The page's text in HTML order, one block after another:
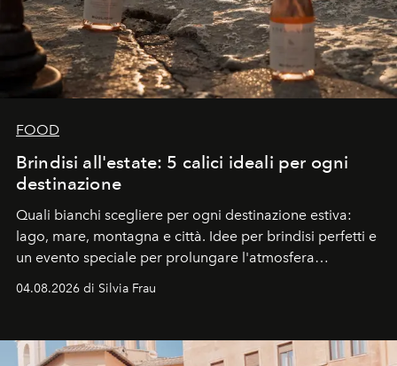
FOOD
Brindisi all'estate: 5 calici ideali per ogni
destinazione
Quali bianchi scegliere per ogni destinazione estiva:
lago, mare, montagna e città. Idee per brindisi perfetti e
un evento speciale per prolungare l'atmosfera
04.08.2026 di Silvia Frau